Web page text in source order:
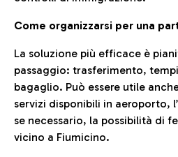
Come organizzarsi per una
La soluzione più efficace è
passaggio: trasferimento,
bagaglio. Può essere utile
servizi disponibili in aeroporto,
se necessario, la possibilità di
vicino a Fiumicino.